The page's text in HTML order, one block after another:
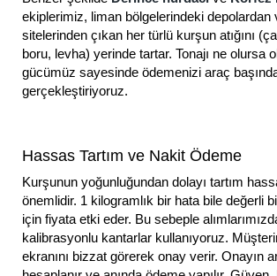
ekiplerimiz, liman bölgelerindeki depolardan
sitelerinden çıkan her türlü kurşun atığını
boru, levha) yerinde tartar. Tonajı ne olursa
gücümüz sayesinde ödemenizi araç
gerçekleştiriyoruz.
Hassas Tartım ve Nakit Ödeme
Kurşunun yoğunluğundan dolayı tartım
önemlidir. 1 kilogramlık bir hata bile değerli
için fiyata etki eder. Bu sebeple
kalibrasyonlu kantarlar kullanıyoruz.
ekranını bizzat görerek onay verir. Onayın